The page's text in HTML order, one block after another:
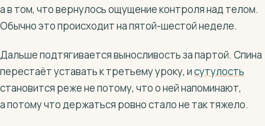
а в том, что вернулось ощущение контроля над телом.
Обычно это происходит на пятой-шестой неделе.
Дальше подтягивается выносливость за партой. Спина
перестаёт уставать к третьему уроку, исутулость
становится реже не потому, что о ней напоминают,
а потому что держаться ровно стало не так тяжело.